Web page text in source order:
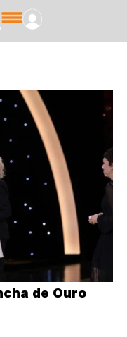
de Ouro